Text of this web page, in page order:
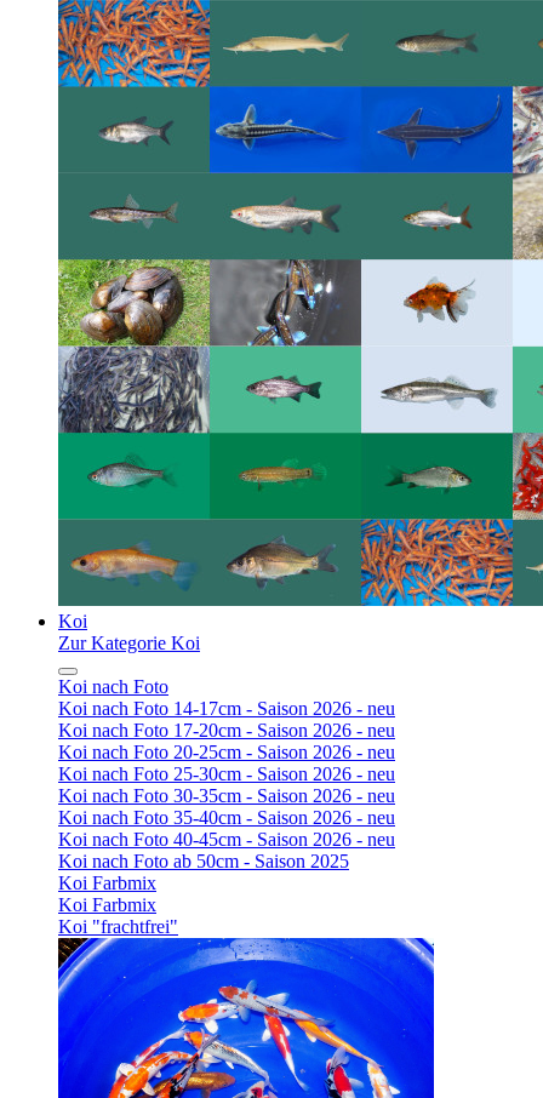
Koi
Zur Kategorie Koi
Koi nach Foto
Koi nach Foto 14-17cm - Saison 2026 - neu
Koi nach Foto 17-20cm - Saison 2026 - neu
Koi nach Foto 20-25cm - Saison 2026 - neu
Koi nach Foto 25-30cm - Saison 2026 - neu
Koi nach Foto 30-35cm - Saison 2026 - neu
Koi nach Foto 35-40cm - Saison 2026 - neu
Koi nach Foto 40-45cm - Saison 2026 - neu
Koi nach Foto ab 50cm - Saison 2025
Koi Farbmix
Koi Farbmix
Koi "frachtfrei"